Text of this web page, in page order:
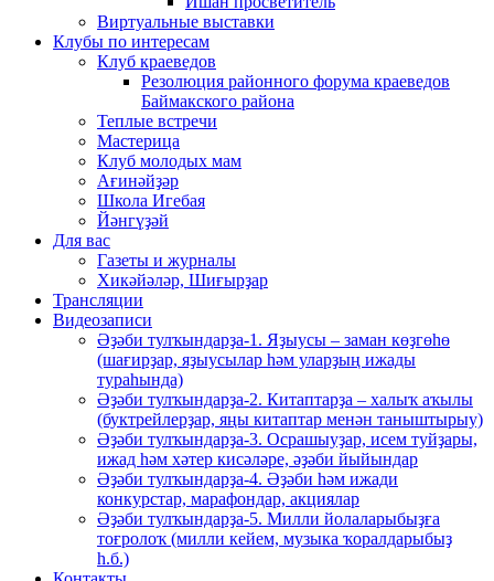
Виртуальные выставки
Клубы по интересам
Клуб краеведов
Резолюция районного форума краеведов
Баймакского района
Теплые встречи
Мастерица
Клуб молодых мам
Ағинәйҙәр
Школа Игебая
Йәнгүҙәй
Для вас
Газеты и журналы
Хикәйәләр, Шиғырҙар
Трансляции
Видеозаписи
Әҙәби тулҡындарҙа-1. Яҙыусы – заман көҙгөһө
(шағирҙар, яҙыусылар һәм уларҙың ижады
тураһында)
Әҙәби тулҡындарҙа-2. Китаптарҙа – халыҡ аҡылы
(буктрейлерҙар, яңы китаптар менән таныштырыу)
Әҙәби тулҡындарҙа-3. Осрашыуҙар, исем туйҙары,
ижад һәм хәтер кисәләре, әҙәби йыйындар
Әҙәби тулҡындарҙа-4. Әҙәби һәм ижади
конкурстар, марафондар, акциялар
Әҙәби тулҡындарҙа-5. Милли йолаларыбыҙға
тоғролоҡ (милли кейем, музыка ҡоралдарыбыҙ
һ.б.)